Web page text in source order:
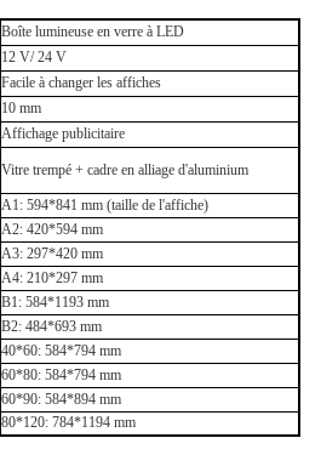
Boîte lumineuse en verre à LED
12 V/ 24 V
Facile à changer les affiches
10 mm
Affichage publicitaire
Vitre trempé + cadre en alliage d'aluminium
A1: 594*841 mm (taille de l'affiche)
A2: 420*594 mm
A3: 297*420 mm
A4: 210*297 mm
B1: 584*1193 mm
B2: 484*693 mm
40*60: 584*794 mm
60*80: 584*794 mm
60*90: 584*894 mm
80*120: 784*1194 mm